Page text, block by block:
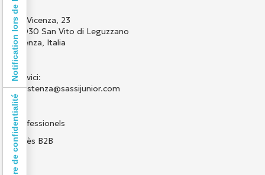
Via Vicenza, 23
36030 San Vito di Leguzzano
Vicenza, Italia
Scrivici:
assistenza@sassijunior.com
Professionels
Accès B2B